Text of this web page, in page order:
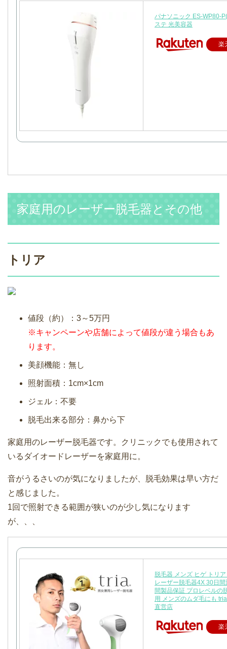
パナソニック ES-WP80-
ステ 光美容器
楽
家庭用のレーザー脱毛器とその他
トリア
値段（約）：3～5万円
※キャンペーンや店舗によって値段が違う場合もあ
ります。
美顔機能：無し
照射面積：1cm×1cm
ジェル：不要
脱毛出来る部分：鼻から下
家庭用のレーザー脱毛器です。クリニックでも使用されて
いるダイオードレーザーを家庭用に。
音がうるさいのが気になりましたが、脱毛効果は早い方だ
と感じました。
1回で照射できる範囲が狭いのが少し気になります
が、、、
脱毛器 メンズ ヒゲ トリ
レーザー脱毛器4X 30日
間製品保証 プロレベルの
用 メンズのムダ毛にも
直営店
楽